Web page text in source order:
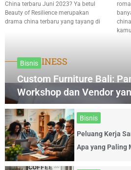
China terbaru Juni 2023? Ya betul
Beauty of Resilience merupakan
drama china terbaru yang tayang di
BUSINESS
Bisnis
Custom Furniture Bali:
Workshop dan Vendor
Bisnis
Peluang Kerja
Apa yang Paling